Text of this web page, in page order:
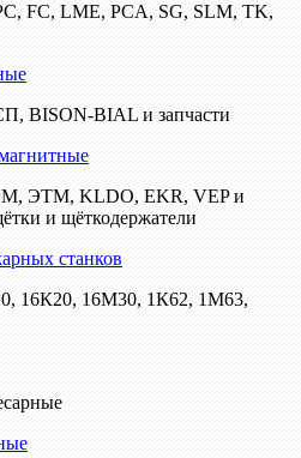
FC, LME, PCA, SG, SLM, TK,
BISON-BIAL и запчасти
ЭТМ, KLDO, EKR, VEP и
и щёткодержатели
станков
16К20, 16М30, 1К62, 1М63,